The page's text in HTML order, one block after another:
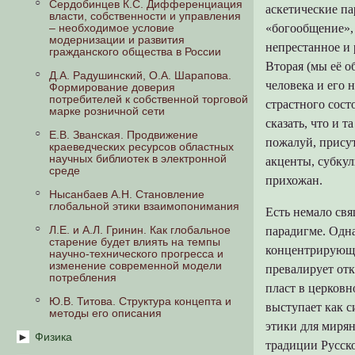
аскетические
непрестанное и
Вторая (мы её
человека и его
страстного
сказать, что и
пожалуй,
акценты,
прихожан.
Есть немало
парадигме.
превалирует
пласт в
выступает как
этики для
традиции
XIII вв.
Языческие обряды и
празднества XI - XIII вв.
славяно-русского государства
Общественная жизнь
Календарная обрядность
Правление Ольги
Владимир Святой. Ярослав I
Внутреннее состояние русского
существования
События при жизни сыновей
Ярослава I
События при внуках Ярослава I
Д. Гаврилов, А. Hаговицын.
Языческие боги славян
повествование
Испорченный пан
Чан
Мотивирующие механизмы
культуры
Динамика культуры в деятельности
действительность современного
культурного мира
Культура Архаики, миф и ритуал
Мифоорганизованные культуры
эпохи Древности
Культура трансцедентности эпохи
Культура гуманизма эпохи Нового
Уроки XX века (Тезисы)
Сердобинцев К.С. Дифференциация
власти, собственности и управления
– необходимое условие
модернизации и развития
гражданского общества в России
Д.А. Радушинский, О.А. Шарапова.
Формирование доверия
потребителей к собственной торговой
марке розничной сети
Е.В. Званская. Продвижение
краеведческих ресурсов областных
научных библиотек в электронной
среде
Нысанбаев А.Н. Становление
глобальной этики взаимопонимания
Л.Е. и А.Л. Гринин. Как глобальное
старение будет влиять на темпы
научно-технического прогресса и
изменение современной модели
потребления
Ю.В. Титова. Структура концепта и
методы его описания
Физика